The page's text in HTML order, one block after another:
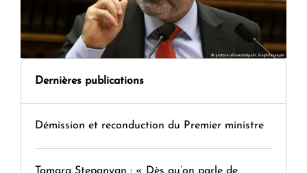
Dernières publications
Démission et reconduction du Premier ministre
Tamara Stepanyan : « Dès qu’on parle de